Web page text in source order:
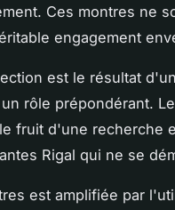
Ces montres ne
engagement
est le résultat
rôle prépondérant.
fruit d'une recherche
Rigal qui ne se
est amplifiée par